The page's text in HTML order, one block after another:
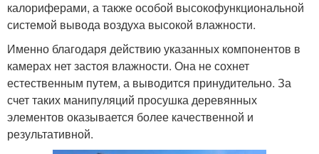
калориферами, а также особой высокофункциональной
системой вывода воздуха высокой влажности.
Именно благодаря действию указанных компонентов в
камерах нет застоя влажности. Она не сохнет
естественным путем, а выводится принудительно. За
счет таких манипуляций просушка деревянных
элементов оказывается более качественной и
результативной.